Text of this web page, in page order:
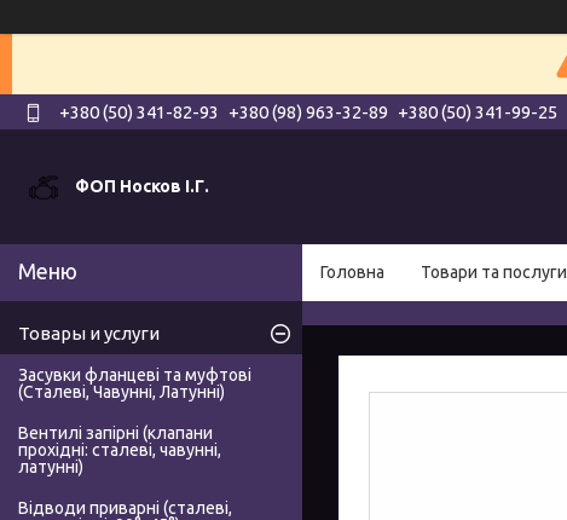
+380 (50) 341-82-93 +380 (98) 963-32-89 +380 (50) 341-99-25
ФОП Носков І.Г.
Головна Товари та послуги
Товары и услуги
Засувки фланцеві та муфтові
(Сталеві, Чавунні, Латунні)
Вентилі запірні (клапани
прохідні: сталеві, чавунні,
латунні)
Відводи приварні (сталеві,